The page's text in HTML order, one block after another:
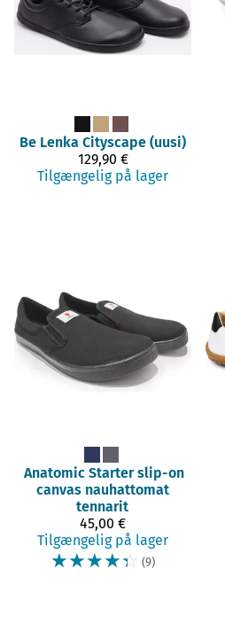
Be Lenka Cityscape (uusi)
129,90 €
Tilgængelig på lager
Anatomic Starter slip-on
canvas nauhattomat
tennarit
45,00 €
Tilgængelig på lager
☆☆☆☆☆ (9)